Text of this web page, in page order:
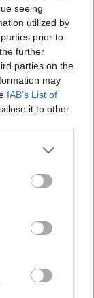
seeing
utilized by
prior to
further
parties on the
may
IAB’s List of
it to other